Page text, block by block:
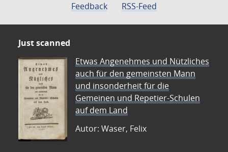
Feedback
RSS-Feed
Just scanned
Etwas Angenehmes und Nützliches
auch für den gemeinsten Mann
und insonderheit für die
Gemeinen und Repetier-Schulen
auf dem Land
Autor: Waser, Felix